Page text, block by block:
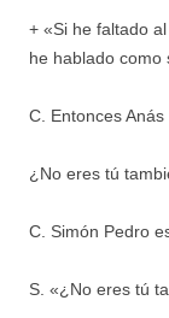
+ «Si he faltado
he hablado como
C. Entonces
¿No eres tú
C. Simón Pedro
S. «¿No eres tú